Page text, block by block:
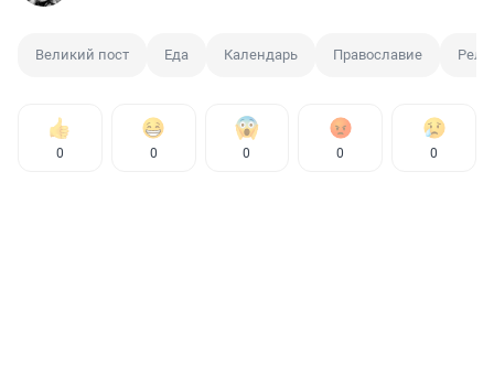
Великий пост Еда Календарь Православие
0 0 0 0 0